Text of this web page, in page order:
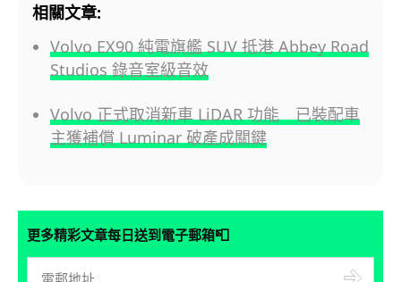
相關文章:
Volvo EX90 純電旗艦 SUV 抵港 Abbey Road
Studios 錄音室級音效
Volvo 正式取消新車 LiDAR 功能 已裝配車
主獲補償 Luminar 破產成關鍵
更多精彩文章每日送到電子郵箱📮